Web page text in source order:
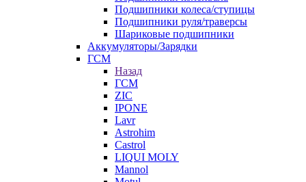
Подшипники колеса/ступицы
Подшипники руля/траверсы
Шариковые подшипники
Аккумуляторы/Зарядки
ГСМ
Назад
ГСМ
ZIC
IPONE
Lavr
Astrohim
Castrol
LIQUI MOLY
Mannol